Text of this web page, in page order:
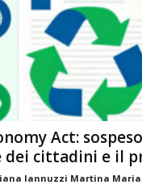
Act:
dei cittadini e il
Iannuzzi Martina